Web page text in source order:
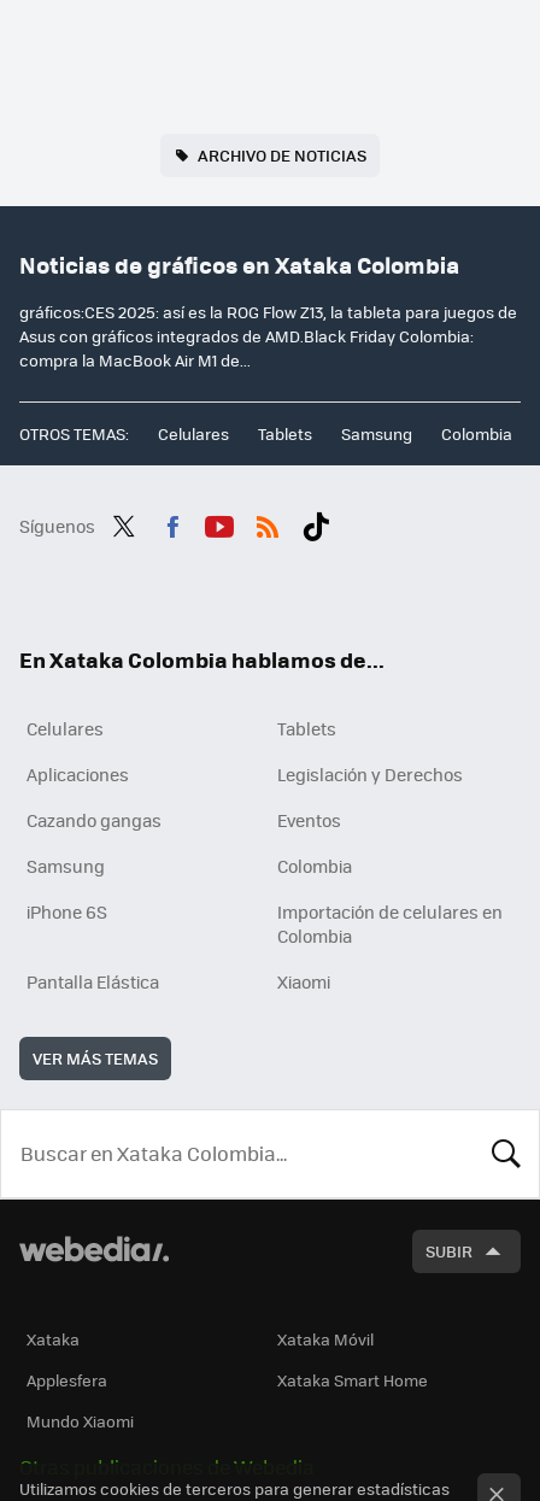
ARCHIVO DE NOTICIAS
Noticias de gráficos en Xataka Colombia
gráficos:CES 2025: así es la ROG Flow Z13, la tableta para juegos de
Asus con gráficos integrados de AMD.Black Friday Colombia:
compra la MacBook Air M1 de...
OTROS TEMAS: Celulares Tablets Samsung Colombia
Síguenos
En Xataka Colombia hablamos de...
Celulares
Tablets
Aplicaciones
Legislación y Derechos
Cazando gangas
Eventos
Samsung
Colombia
iPhone 6S
Importación de celulares en
Colombia
Pantalla Elástica
Xiaomi
VER MÁS TEMAS
SUBIR
Xataka
Xataka Móvil
Applesfera
Xataka Smart Home
Mundo Xiaomi
Otras publicaciones de Webedia
Utilizamos cookies de terceros para generar estadísticas